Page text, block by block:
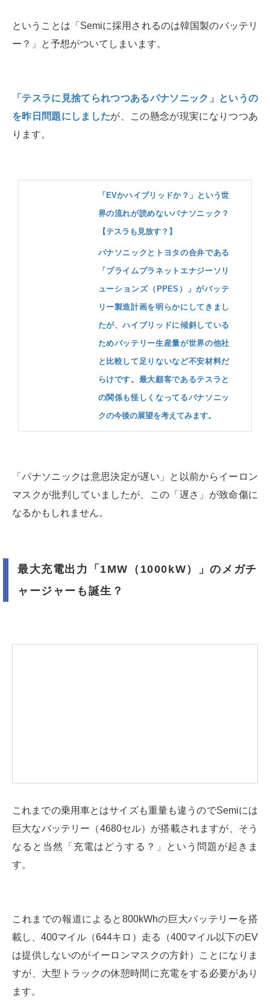
ということは「Semiに採用されるのは韓国製のバッテリ
ー？」と予想がついてしまいます。
「テスラに見捨てられつつあるパナソニック」というの
を昨日問題にしましたが、この懸念が現実になりつつあ
ります。
「EVかハイブリッドか？」という世
界の流れが読めないパナソニック？
【テスラも見放す？】
パナソニックとトヨタの合弁である
「プライムプラネットエナジーソリ
ューションズ（PPES）」がバッテ
リー製造計画を明らかにしてきまし
たが、ハイブリッドに傾斜している
ためバッテリー生産量が世界の他社
と比較して足りないなど不安材料だ
らけです。最大顧客であるテスラと
の関係も怪しくなってるパナソニッ
クの今後の展望を考えてみます。
「パナソニックは意思決定が遅い」と以前からイーロン
マスクが批判していましたが、この「遅さ」が致命傷に
なるかもしれません。
最大充電出力「1MW（1000kW）」のメガチ
ャージャーも誕生？
これまでの乗用車とはサイズも重量も違うのでSemiには
巨大なバッテリー（4680セル）が搭載されますが、そう
なると当然「充電はどうする？」という問題が起きま
す。
これまでの報道によると800kWhの巨大バッテリーを搭
載し、400マイル（644キロ）走る（400マイル以下のEV
は提供しないのがイーロンマスクの方針）ことになりま
すが、大型トラックの休憩時間に充電をする必要があり
ます。